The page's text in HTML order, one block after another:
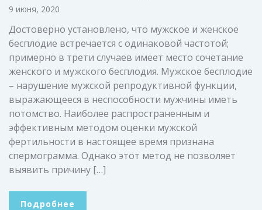
9 июня, 2020
Достоверно установлено, что мужское и женское
бесплодие встречается с одинаковой частотой;
примерно в трети случаев имеет место сочетание
женского и мужского бесплодия. Мужское бесплодие
– нарушение мужской репродуктивной функции,
выражающееся в неспособности мужчины иметь
потомство. Наиболее распространенным и
эффективным методом оценки мужской
фертильности в настоящее время признана
спермограмма. Однако этот метод не позволяет
выявить причину […]
Подробнее